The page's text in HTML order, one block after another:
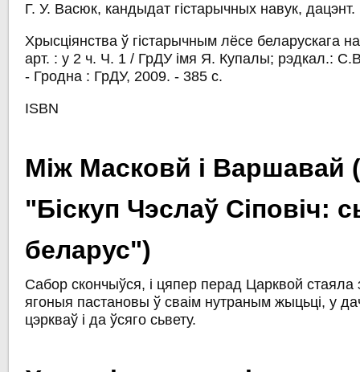
Г. У. Васюк, кандыдат гістарычных навук, дацэнт.
Хрысціянства ў гістарычным лёсе беларускага
арт. : у 2 ч. Ч. 1 / ГрДУ імя Я. Купалы; рэдкал.:
- Гродна : ГрДУ, 2009. - 385 с.
ISBN
Між Масковй і Варшавай
"Біскуп Чэслаў Сіповіч:
беларус")
Сабор скончыўся, i цяпер перад Царквой стаяла
ягоныя пастановы ў сваім нутраным жыцьці, у
цэркваў i да ўсяго сьвету.